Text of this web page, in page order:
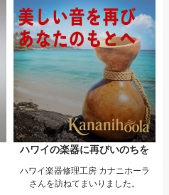
ハワイの楽器に再びいのちを
ハワイ楽器修理工房 カナニホーラ
さんを訪ねてまいりました。